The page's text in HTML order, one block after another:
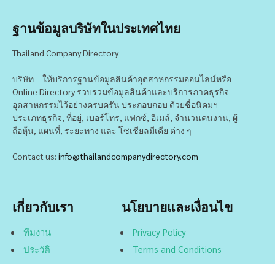
ฐานข้อมูลบริษัทในประเทศไทย
Thailand Company Directory
บริษัท – ให้บริการฐานข้อมูลสินค้าอุตสาหกรรมออนไลน์หรือ
Online Directory รวบรวมข้อมูลสินค้าและบริการภาคธุรกิจ
อุตสาหกรรมไว้อย่างครบครัน ประกอบกอบ ด้วยชื่อนิคมฯ
ประเภทธุรกิจ, ที่อยู่, เบอร์โทร, แฟกซ์, อีเมล์, จำนวนคนงาน, ผู้
ถือหุ้น, แผนที่, ระยะทาง และ โซเชียลมีเดีย ต่าง ๆ
Contact us: info@thailandcompanydirectory.com
เกี่ยวกับเรา
ทีมงาน
ประวัติ
นโยบายและเงื่อนไข
Privacy Policy
Terms and Conditions